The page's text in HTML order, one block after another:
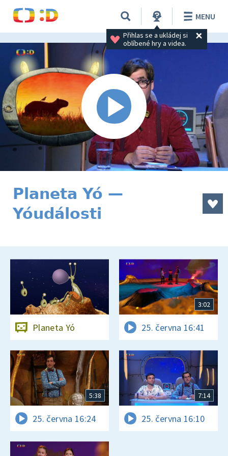
Přihlas se a ukládej si
oblíbené hry a videa.
MENU
Planeta Yó —
Yóudálosti
Planeta Yó
3:02
25. června 16:41
5:38
25. června 16:24
7:14
25. června 16:10